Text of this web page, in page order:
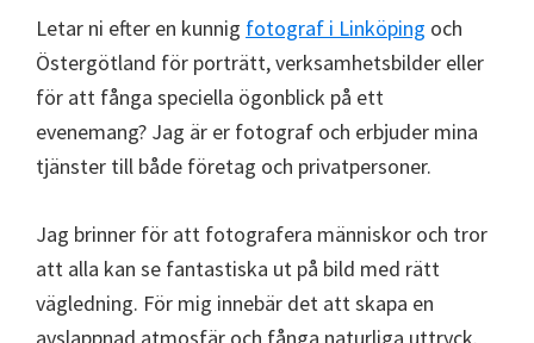
Letar ni efter en kunnig fotograf i Linköping och
Östergötland för porträtt, verksamhetsbilder eller
för att fånga speciella ögonblick på ett
evenemang? Jag är er fotograf och erbjuder mina
tjänster till både företag och privatpersoner.
Jag brinner för att fotografera människor och tror
att alla kan se fantastiska ut på bild med rätt
vägledning. För mig innebär det att skapa en
avslappnad atmosfär och fånga naturliga uttryck.